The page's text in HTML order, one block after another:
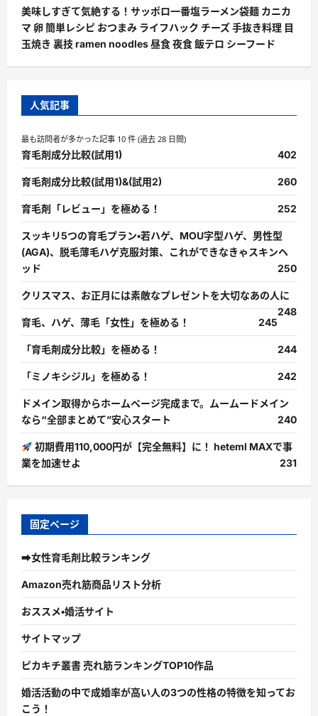
美味しすぎて気絶する！サッポロ一番塩ラーメン袋麺 カニカ
マ 卵 簡単レシピ おつまみ ライフハック チーズ 手抜き料理 目
玉焼き 裏技 ramen noodles 昼食 夜食 飯テロ シーフード
人気記事
最も訪問者が多かった記事 10 件 (過去 28 日間)
育毛剤成分比較(試用1) 402
育毛剤成分比較(試用1)&(試用2) 260
育毛剤「レビュー」を極める！ 252
スッキリ5つの育毛プラン・若ハゲ、MOU字型ハゲ、男性型
(AGA)、脱毛薄毛ハゲ克服対策、これができなきゃスキンヘ
ッド
250
クリスマス、お正月には素敵なプレゼントを大切なあの人に
248
育毛、ハゲ、薄毛「女性」を極める！
245
「育毛剤成分比較」を極める！ 244
「ミノキシジル」を極める！ 242
ドメイン取得からホームページ完成まで。ムームードメイン
なら“全部まとめて”安心スタート
240
初期費用110,000円が【完全無料】に！ heteml MAXで事
業を加速せよ
231
固定ページ
➡女性育毛剤比較ランキング
Amazon売れ筋商品リスト分析
おススメ・婚活サイト
サイトマップ
ピカキチ叢書 売れ筋ランキングTOP10作品
婚活活動の中で成婚率が高い人の3つの性格の特徴を知ってお
こう！